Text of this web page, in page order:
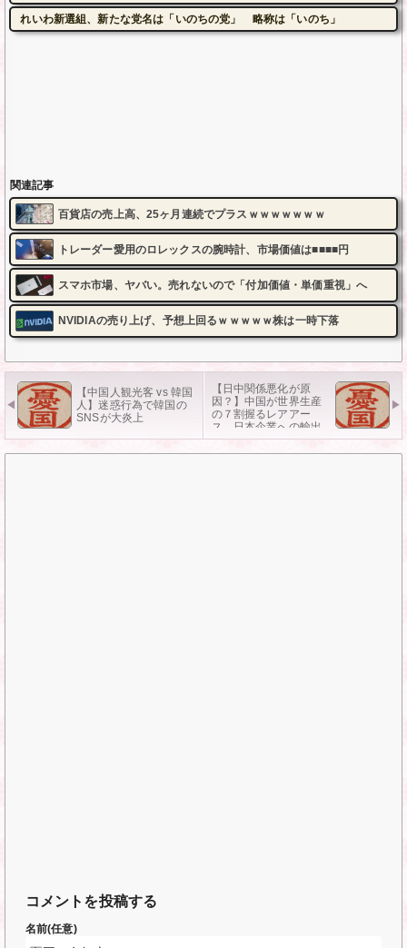
れいわ新選組、新たな党名は「いのちの党」 略称は「いのち」
関連記事
百貨店の売上高、25ヶ月連続でプラスｗｗｗｗｗｗｗ
トレーダー愛用のロレックスの腕時計、市場価値は■■■■円
スマホ市場、ヤバい。売れないので「付加価値・単価重視」へ
NVIDIAの売り上げ、予想上回るｗｗｗｗｗ株は一時下落
【中国人観光客 vs 韓国
人】迷惑行為で韓国の
SNSが大炎上
【日中関係悪化が原
因？】中国が世界生産
の７割握るレアアー
ス、日本企業への輸出
手続きに遅れ
コメントを投稿する
名前(任意)